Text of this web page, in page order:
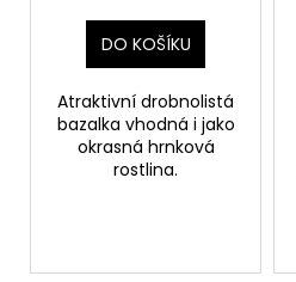
DO KOŠÍKU
Atraktivní drobnolistá
bazalka vhodná i jako
okrasná hrnková
rostlina.